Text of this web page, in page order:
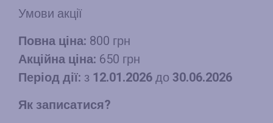
Умови акції
Повна ціна: 800 грн
Акційна ціна: 650 грн
Період дії: з 12.01.2026до 30.06.2026
Як записатися?